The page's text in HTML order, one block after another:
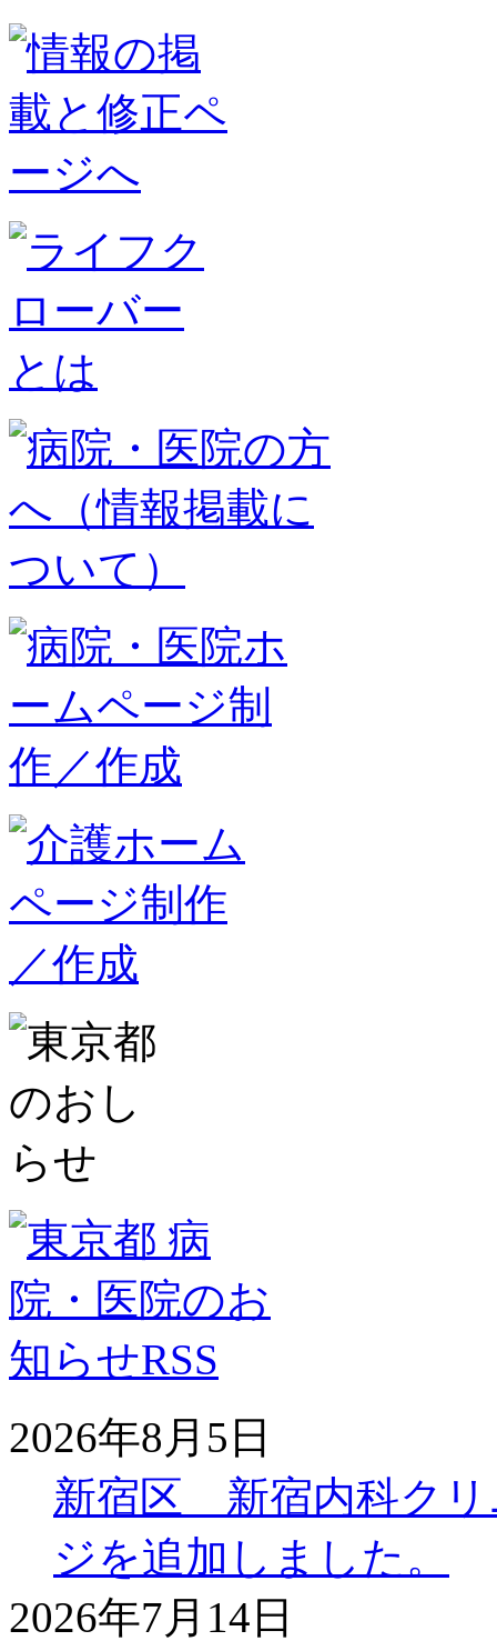
2026年8月5日
新宿区 新宿内科クリ
ジを追加しました。
2026年7月14日